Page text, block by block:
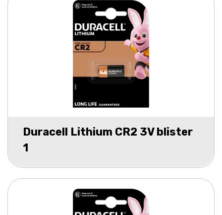
Duracell Lithium CR2 3V blister
1